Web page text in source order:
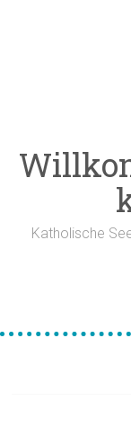
Katholische